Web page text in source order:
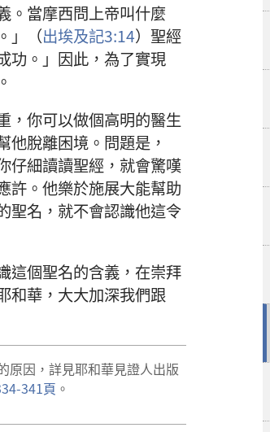
。 當摩西問上帝叫什麼
。」（出埃及記3:14） 聖經
功 。」 因此 ， 為了實現
。
， 你可以做個高明的醫生
他脫離困境 。 問題是 ，
仔細讀讀聖經 ， 就會驚嘆
許 。 他樂於施展大能幫助
聖名 ， 就不會認識他這令
這個聖名的含義 ， 在崇拜
和華 ， 大大加深我們跟
原因 ， 詳見耶和華見證人出版
341頁 。